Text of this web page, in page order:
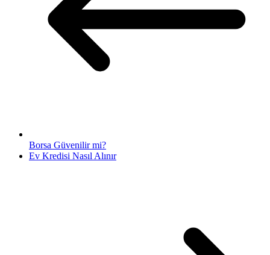
Borsa Güvenilir mi?
Ev Kredisi Nasıl Alınır